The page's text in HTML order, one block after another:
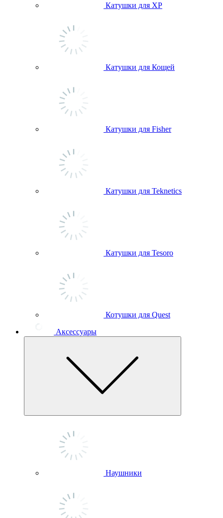
Катушки для ХР
Катушки для Кощей
Катушки для Fisher
Катушки для Teknetics
Катушки для Tesoro
Котушки для Quest
Аксессуары
Наушники